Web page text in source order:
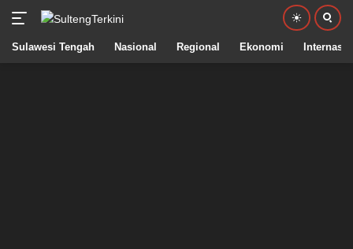
Sulawesi Tengah Nasional Regional Ekonomi